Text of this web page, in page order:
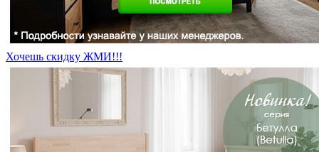
Хочешь скидку ЖМИ!!!